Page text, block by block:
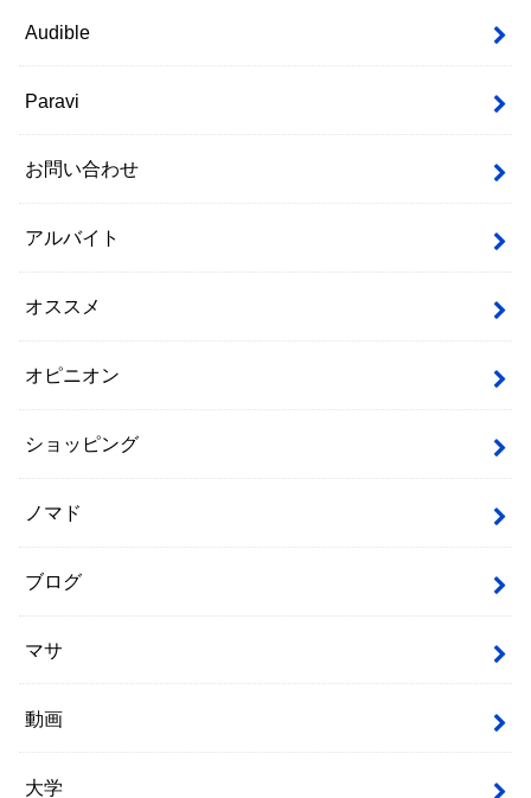
Audible
Paravi
お問い合わせ
アルバイト
オススメ
オピニオン
ショッピング
ノマド
ブログ
マサ
動画
大学